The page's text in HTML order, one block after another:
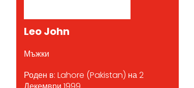
Leo John
Мъжки
Роден в: Lahore (Pakistan) на 2